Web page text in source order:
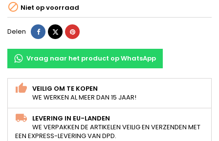
 Niet op voorraad
Delen DelenTweetPinterest
Vraag naar het product op WhatsApp
VEILIG OM TE KOPEN
WE WERKEN AL MEER DAN 15 JAAR!
LEVERING IN EU-LANDEN
WE VERPAKKEN DE ARTIKELEN VEILIG EN VERZENDEN MET
EEN EXPRESS-LEVERING VAN DPD.